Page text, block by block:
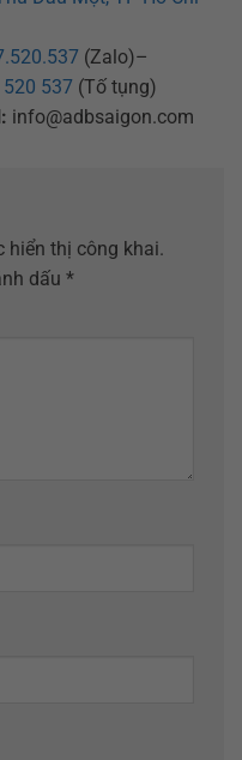
(Zalo)–
537 (Tố tụng)
info@adbsaigon.com
hiển thị công khai.
dấu *